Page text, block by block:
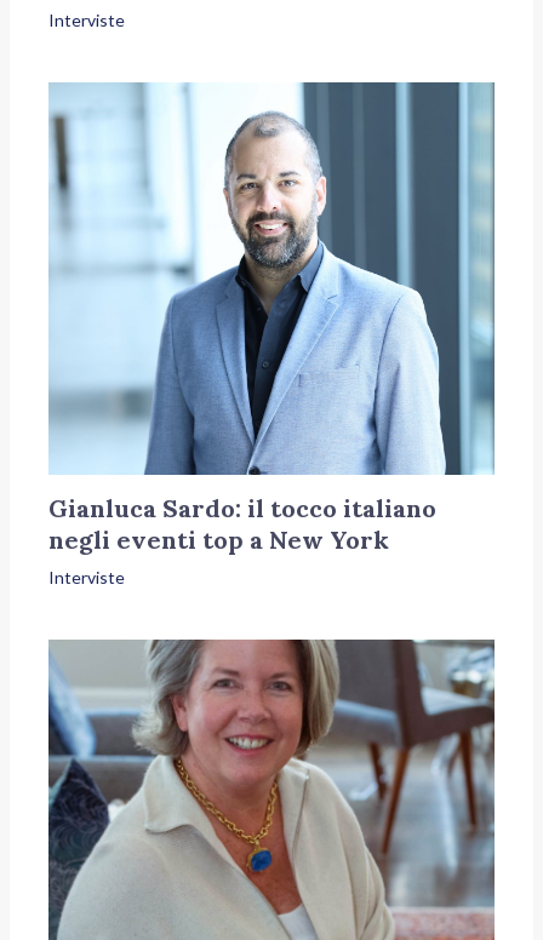
Interviste
Gianluca Sardo: il tocco italiano
negli eventi top a New York
Interviste